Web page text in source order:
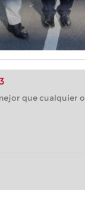
que cualquier